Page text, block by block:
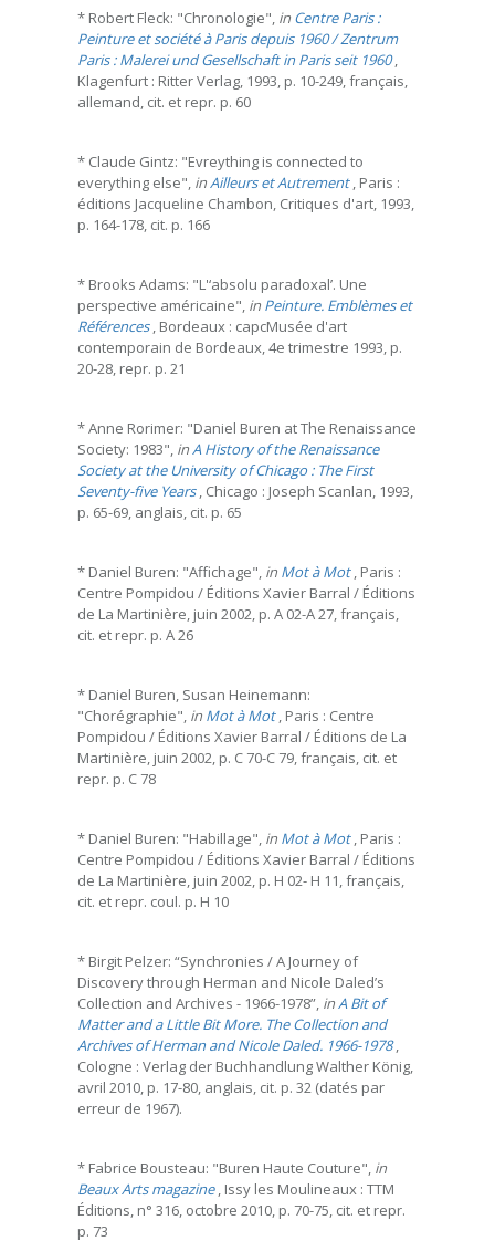
* Robert Fleck: "Chronologie", in Centre Paris :
Peinture et société à Paris depuis 1960 / Zentrum
Paris : Malerei und Gesellschaft in Paris seit 1960,
Klagenfurt : Ritter Verlag, 1993, p. 10-249, français,
allemand, cit. et repr. p. 60
* Claude Gintz: "Evreything is connected to
everything else", inAilleurs et Autrement, Paris :
éditions Jacqueline Chambon, Critiques d'art, 1993,
p. 164-178, cit. p. 166
* Brooks Adams: "L'‘absolu paradoxal’. Une
perspective américaine", in Peinture. Emblèmes et
Références, Bordeaux : capcMusée d'art
contemporain de Bordeaux, 4e trimestre 1993, p.
20-28, repr. p. 21
* Anne Rorimer: "Daniel Buren at The Renaissance
Society: 1983", inA History of the Renaissance
Society at the University of Chicago : The First
Seventy-five Years, Chicago : Joseph Scanlan, 1993,
p. 65-69, anglais, cit. p. 65
* Daniel Buren: "Affichage", in Mot à Mot, Paris :
Centre Pompidou / Éditions Xavier Barral / Éditions
de La Martinière, juin 2002, p. A 02-A 27, français,
cit. et repr. p. A 26
* Daniel Buren, Susan Heinemann:
"Chorégraphie", in Mot à Mot, Paris : Centre
Pompidou / Éditions Xavier Barral / Éditions de La
Martinière, juin 2002, p. C 70-C 79, français, cit. et
repr. p. C 78
* Daniel Buren: "Habillage", in Mot à Mot, Paris :
Centre Pompidou / Éditions Xavier Barral / Éditions
de La Martinière, juin 2002, p. H 02- H 11, français,
cit. et repr. coul. p. H 10
* Birgit Pelzer: “Synchronies / A Journey of
Discovery through Herman and Nicole Daled’s
Collection and Archives - 1966-1978”, inA Bit of
Matter and a Little Bit More. The Collection and
Archives of Herman and Nicole Daled. 1966-1978,
Cologne : Verlag der Buchhandlung Walther König,
avril 2010, p. 17-80, anglais, cit. p. 32 (datés par
erreur de 1967).
* Fabrice Bousteau: "Buren Haute Couture", in
Beaux Arts magazine, Issy les Moulineaux : TTM
Éditions, n° 316, octobre 2010, p. 70-75, cit. et repr.
p. 73